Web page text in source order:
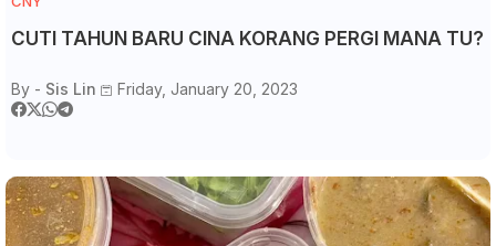
CUTI TAHUN BARU CINA KORANG PERGI MANA TU?
By - Sis Lin Friday, January 20, 2023